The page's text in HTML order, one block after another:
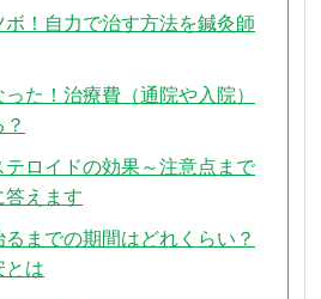
ボ！自力で治す方法を鍼灸師
た！治療費（通院や入院）
テロイドの効果～注意点まで
答えます
までの期間はどれくらい？
とは